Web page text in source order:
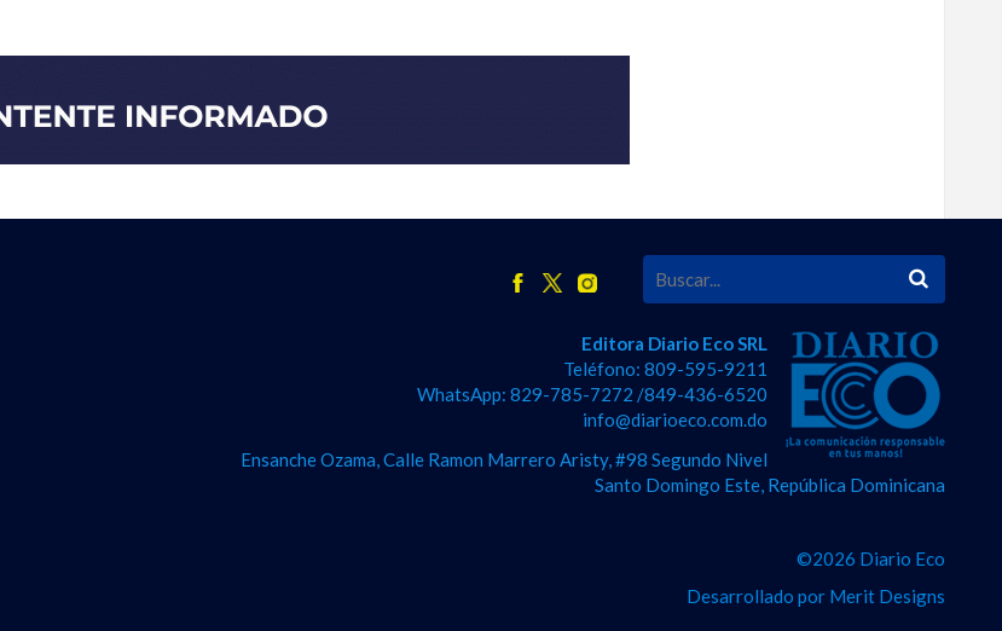
Editora Diario Eco SRL
Teléfono: 809-595-9211
WhatsApp: 829-785-7272 /849-436-6520
info@diarioeco.com.do
Ensanche Ozama, Calle Ramon Marrero Aristy, #98 Segundo Nivel
Santo Domingo Este, República Dominicana
©2026 Diario Eco
Desarrollado por Merit Designs